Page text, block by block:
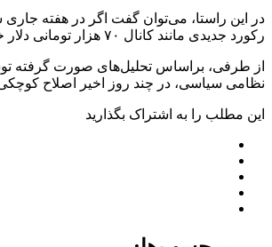
در این راستا، می‌توان گفت اگر در هفته جاری
رکورد جدیدی مانند کانال ۷۰ هزار تومانی دلار خواهیم بود که به طور قطع، تأثیر بسزایی در بازارهای مختلف کشور اعم از آهن و فولاد خواهد گذاشت.
نظامی سیاسی، در چند روز اخیر اصلاح کوچکی
این مطلب را به اشتراک بگذارید